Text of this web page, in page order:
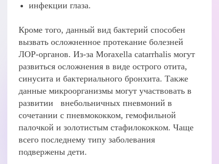
инфекции глаза.
Кроме того, данный вид бактерий способен
вызвать осложненное протекание болезней
ЛОР-органов. Из-за Moraxella catarrhalis могут
развиться осложнения в виде острого отита,
синусита и бактериального бронхита. Также
данные микроорганизмы могут участвовать в
развитии внебольничных пневмоний в
сочетании с пневмококком, гемофильной
палочкой и золотистым стафилококком. Чаще
всего последнему типу заболевания
подвержены дети.